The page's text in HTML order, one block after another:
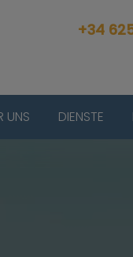
+34
UNS DIENSTE